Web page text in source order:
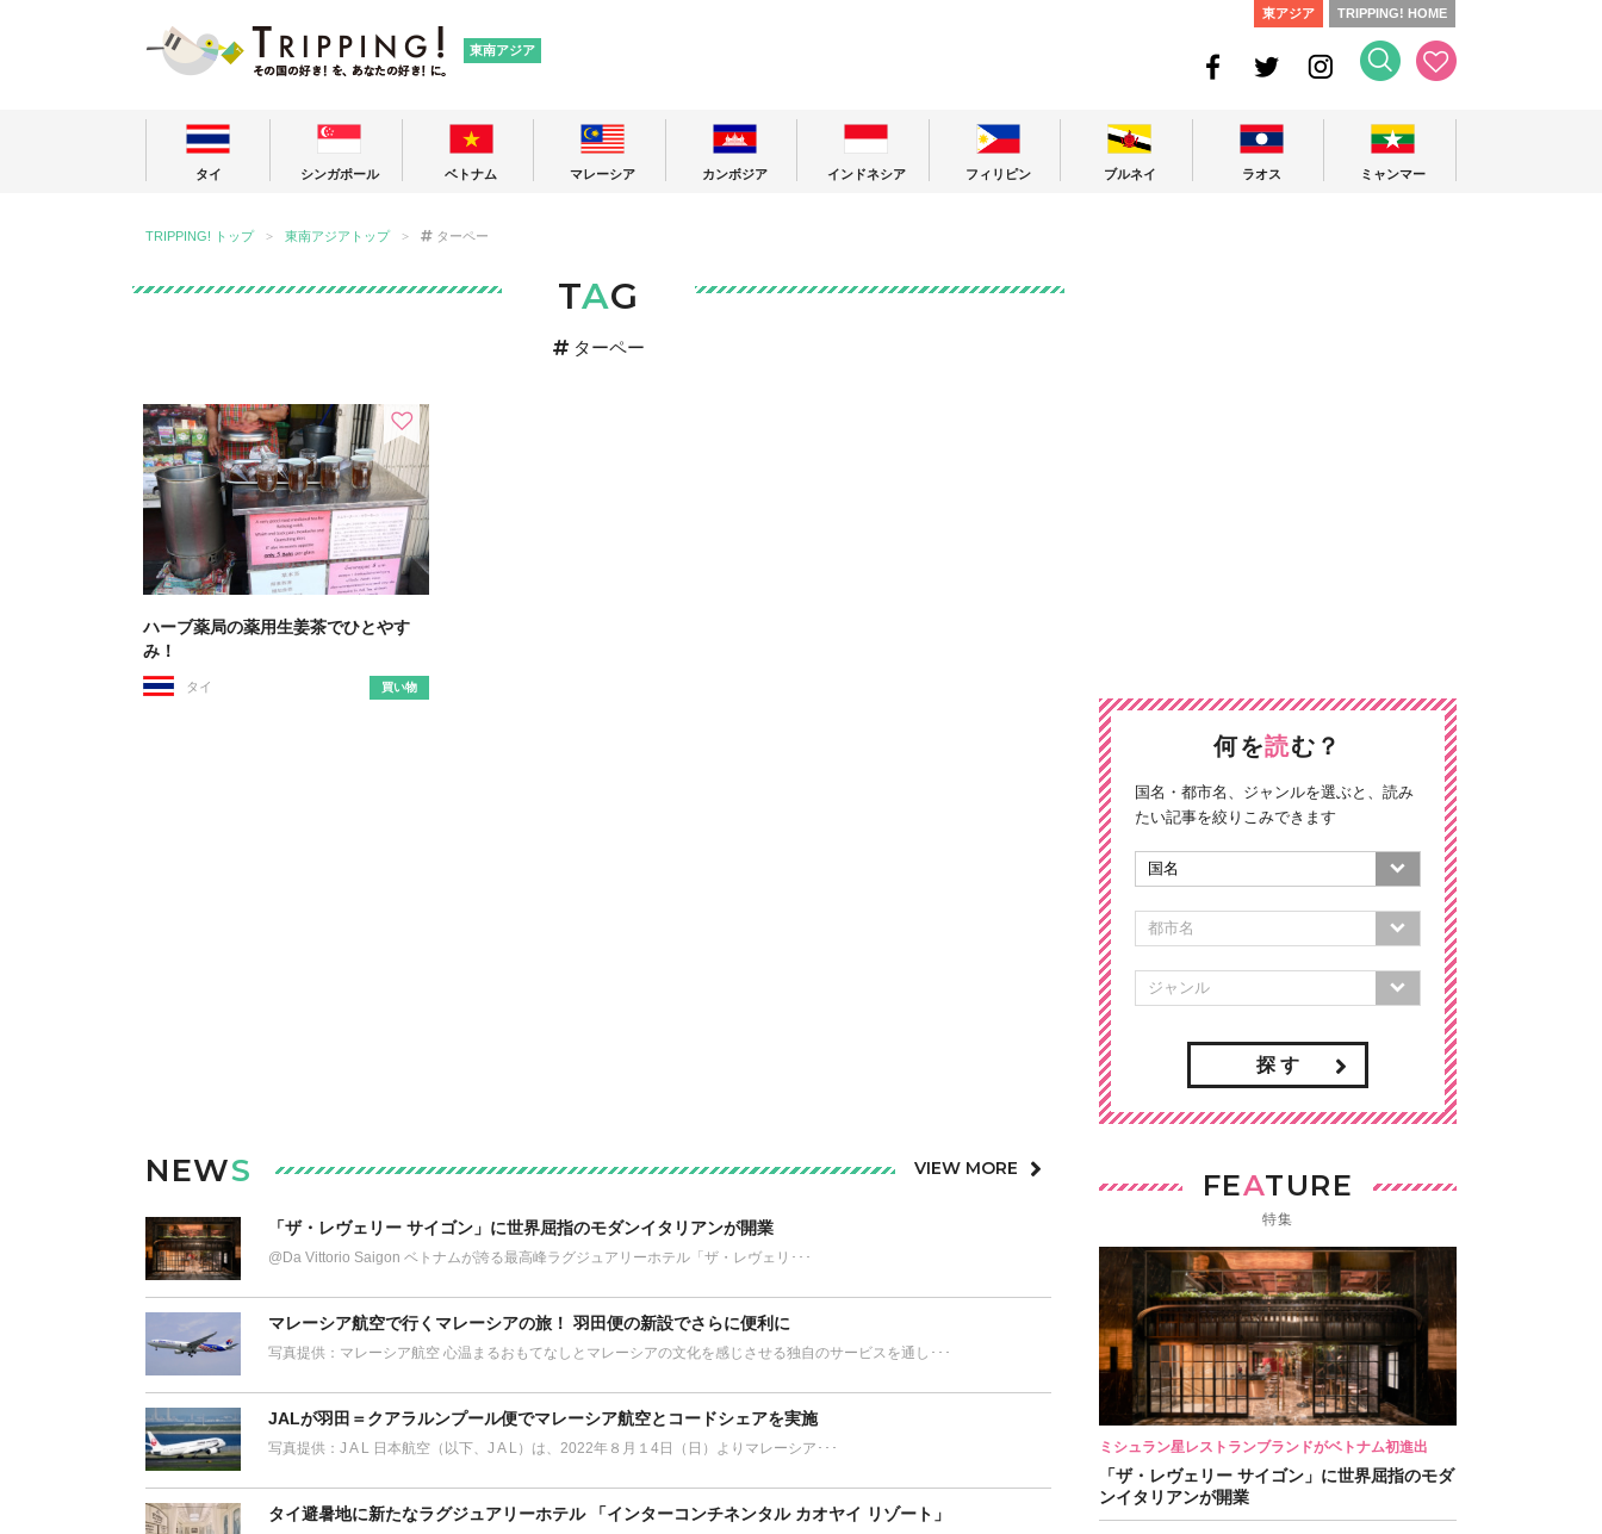
東南アジア
東アジア TRIPPING! HOME
タイ シンガポール ベトナム マレーシア カンボジア インドネシア フィリピン ブルネイ ラオス ミャンマー
TRIPPING! トップ 東南アジアトップ ターペー
TAG
ターペー
ハーブ薬局の薬用生姜茶でひとやす
み！
タイ 買い物
NEWS VIEW MORE
「ザ・レヴェリー サイゴン」に世界屈指のモダンイタリアンが開業
@Da Vittorio Saigon ベトナムが誇る最高峰ラグジュアリーホテル「ザ・レヴェリ･･･
マレーシア航空で行くマレーシアの旅！ 羽田便の新設でさらに便利に
写真提供：マレーシア航空 心温まるおもてなしとマレーシアの文化を感じさせる独自のサービスを通し･･･
JALが羽田＝クアラルンプール便でマレーシア航空とコードシェアを実施
写真提供：J A L 日本航空（以下、J A L）は、2022年８月１4日（日）よりマレーシア･･･
タイ避暑地に新たなラグジュアリーホテル 「インターコンチネンタル カオヤイ リゾート」
何を読む？
国名・都市名、ジャンルを選ぶと、読み
たい記事を絞りこみできます
探 す
FEATURE
特集
ミシュラン星レストランブランドがベトナム初進出
「ザ・レヴェリー サイゴン」に世界屈指のモダ
ンイタリアンが開業